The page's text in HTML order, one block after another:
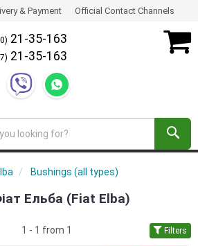
& Payment Official Contact Channels
21-35-163
21-35-163
Bushings (all types)
Ельба (Fiat Elba)
1 - 1 from 1 Filters